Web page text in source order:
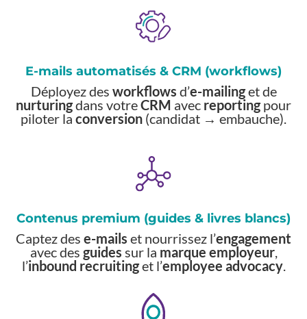
E-mails automatisés & CRM (workflows)
Déployez des workflows d’e-mailinget de
nurturingdans votreCRM avec reportingpour
piloter la conversion (candidat → embauche).
Contenus premium (guides & livres blancs)
Captez des e-mails et nourrissez l’engagement
avec des guides sur la marque employeur,
l’inbound recruitinget l’employee advocacy.